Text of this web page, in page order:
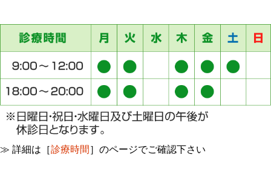
≫ 詳細は［診療時間 ］のページでご確認下さい